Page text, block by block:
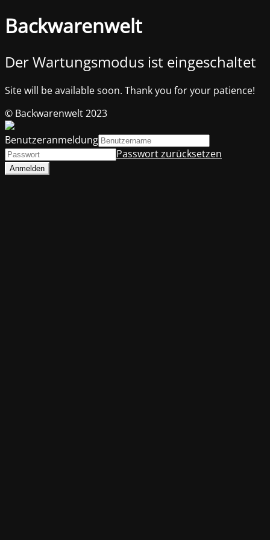
Backwarenwelt
Der Wartungsmodus ist eingeschaltet
Site will be available soon. Thank you for your patience!
© Backwarenwelt 2023
Benutzeranmeldung
Passwort zurücksetzen